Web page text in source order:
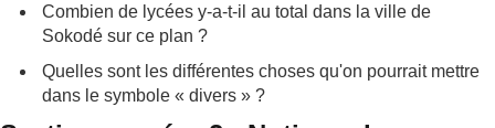
Combien de lycées y-a-t-il au total dans la ville de
Sokodé sur ce plan ?
Quelles sont les différentes choses qu'on pourrait mettre
dans le symbole « divers » ?